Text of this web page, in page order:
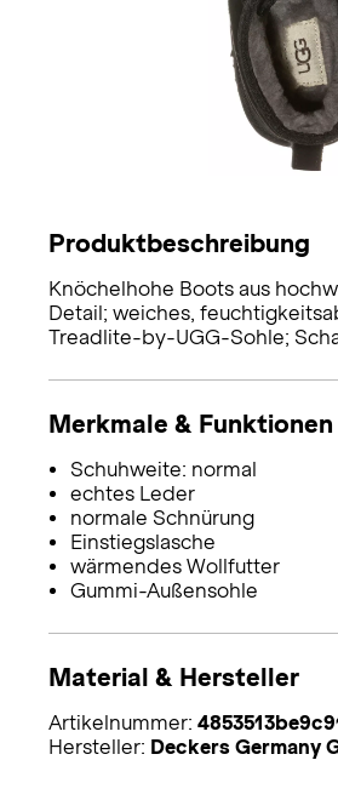
Produktbeschreibung
Knöchelhohe Boots aus
Detail; weiches,
Treadlite-by-UGG-Sohle;
Merkmale & Funktionen
Schuhweite: normal
echtes Leder
normale Schnürung
Einstiegslasche
wärmendes Wollfutter
Gummi-Außensohle
Material & Hersteller
Artikelnummer:
Hersteller: Deckers Germany